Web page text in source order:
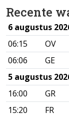
Recente
6 augustus
06:15
OV
06:06
GE
5 augustus
16:00
GR
15:20
FR